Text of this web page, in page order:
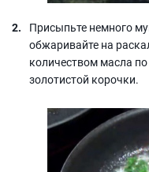
Присыпьте немного
обжаривайте на
количеством масла
золотистой корочки.